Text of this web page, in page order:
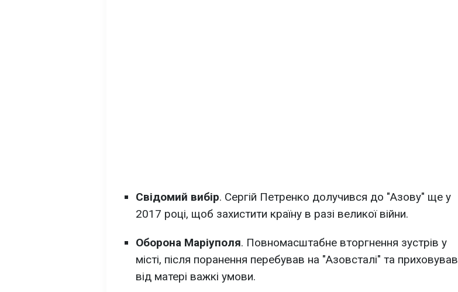
Свідомий вибір. Сергій Петренко долучився до "Азову" ще у
2017 році, щоб захистити країну в разі великої війни.
Оборона Маріуполя. Повномасштабне вторгнення зустрів у
місті, після поранення перебував на "Азовсталі" та приховував
від матері важкі умови.